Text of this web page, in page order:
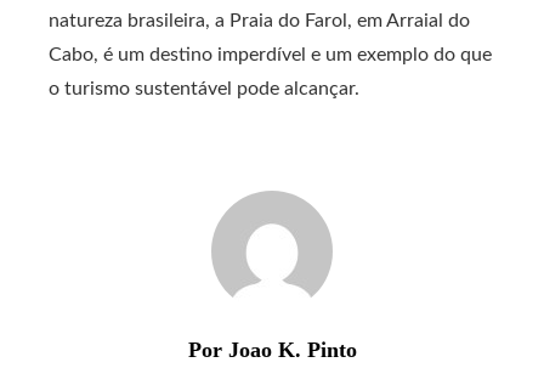
natureza brasileira, a Praia do Farol, em Arraial do
Cabo, é um destino imperdível e um exemplo do que
o turismo sustentável pode alcançar.
Por Joao K. Pinto